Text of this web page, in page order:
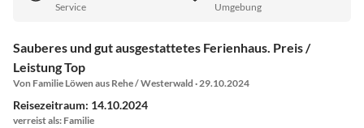
Service Umgebung
Sauberes und gut ausgestattetes Ferienhaus. Preis /
Leistung Top
Von Familie Löwen aus Rehe / Westerwald · 29.10.2024
Reisezeitraum: 14.10.2024
verreist als: Familie